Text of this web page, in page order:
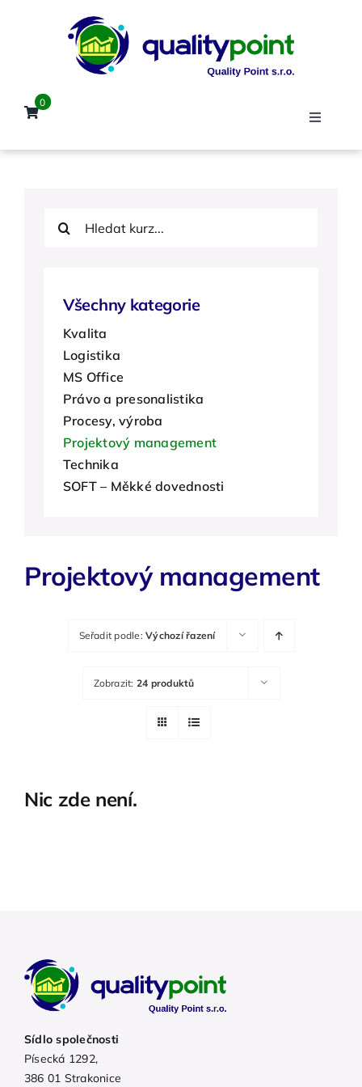
0
Toggle
Reference
Kontakty
Všechny kategorie
Kvalita
Logistika
MS Office
Právo a presonalistika
Procesy, výroba
Projektový management
Technika
SOFT – Měkké dovednosti
Projektový management
Seřadit podle:Výchozí řazení
Zobrazit: 24 produktů
Nic zde není.
Sídlo společnosti
Písecká 1292,
386 01 Strakonice